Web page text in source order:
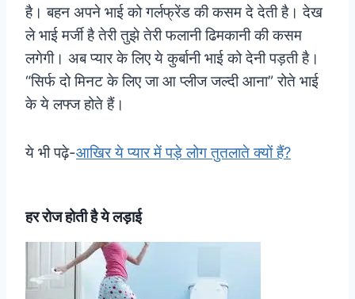
है। बहन अपने भाई को गर्लफ्रेंड की कसम दे देती है। देख
ले भाई मर्जी है तेरी तुझे तेरी फलानी ढिमकानी की कसम
लगेगी। अब प्यार के लिए ये कुर्बानी भाई को देनी पड़ती है।
“सिर्फ दो मिनट के लिए जा आ प्लीज जल्दी आना” रोते भाई
के ये लफ्ज होते हैं।
ये भी पढ़े-आखिर ये प्यार में पड़े लोग तुतलाते क्यों हैं?
हर रोज होती है ये लड़ाई